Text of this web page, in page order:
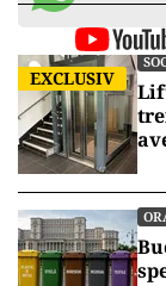
EXCLUSIV